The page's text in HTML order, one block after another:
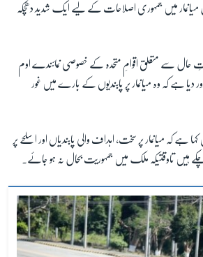
میں جمہوری اصلاحات کے لیے ایک شدید دھچکہ
حال سے متعلق اقوامِ متحدہ کے خصوصی نمائندے اوم
دیا ہے کہ وہ میانمار پر پابندیوں کے بارے میں غور
کہ میانمار پر سخت، اہداف والی پابندیاں اور اسلحے پر
چکے ہیں تاوقتیکہ ملک میں جمہوریت بحال نہ ہو جائے۔